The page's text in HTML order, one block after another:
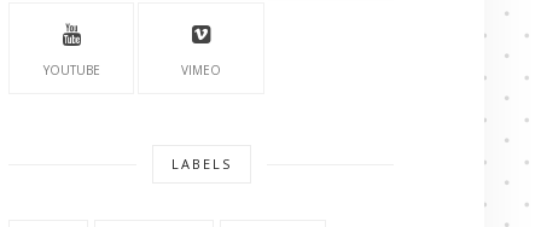
YOUTUBE VIMEO
LABELS